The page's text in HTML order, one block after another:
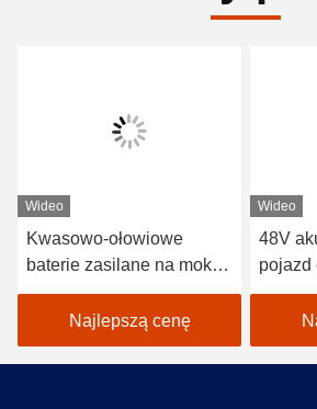
Wideo
Kwasowo-ołowiowe
baterie zasilane na mokro
2 miejsca Wózki golfowe /
Electric Buggy Car Golf
Najlepszą cenę
Wideo
48V
pojazd